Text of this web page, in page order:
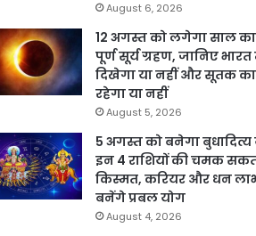
August 6, 2026
12 अगस्त को लगेगा साल
पूर्ण सूर्य ग्रहण, जानिए
दिखेगा या नहीं और सूतक
रहेगा या नहीं
August 5, 2026
5 अगस्त को बनेगा बुधादित्य
इन 4 राशियों की चमक
किस्मत, करियर और धन
बनेंगे प्रबल योग
August 4, 2026